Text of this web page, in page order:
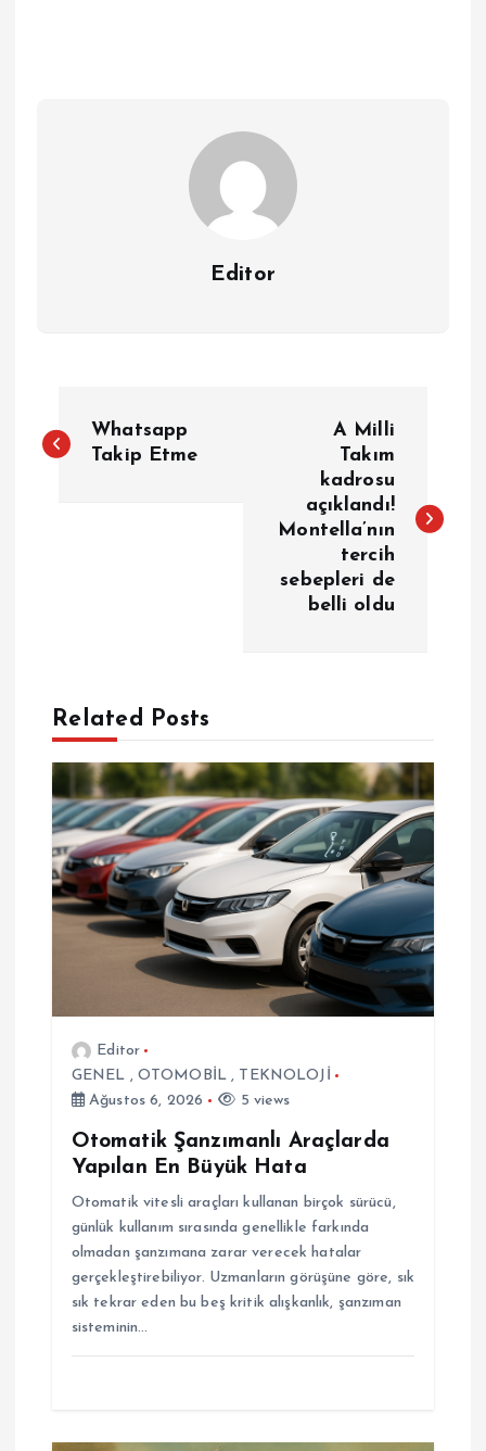
Editor
a
z
n
m
Whatsapp
Takip Etme
A Milli
Takım
kadrosu
açıklandı!
Montella’nın
tercih
sebepleri de
belli oldu
Related Posts
Editor
GENEL , OTOMOBİL , TEKNOLOJİ
Ağustos 6, 2026
5 views
Otomatik Şanzımanlı Araçlarda
Yapılan En Büyük Hata
Otomatik vitesli araçları kullanan birçok sürücü,
günlük kullanım sırasında genellikle farkında
olmadan şanzımana zarar verecek hatalar
gerçekleştirebiliyor. Uzmanların görüşüne göre, sık
sık tekrar eden bu beş kritik alışkanlık, şanzıman
sisteminin…